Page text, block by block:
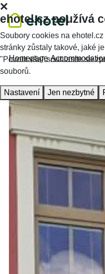
Homepage
ehotel.cz používá
Soubory cookies na
stránky zůstaly takové, jaké
"Povolit vše" souhlasíte se
souborů.
Nastavení Jen nezbytné